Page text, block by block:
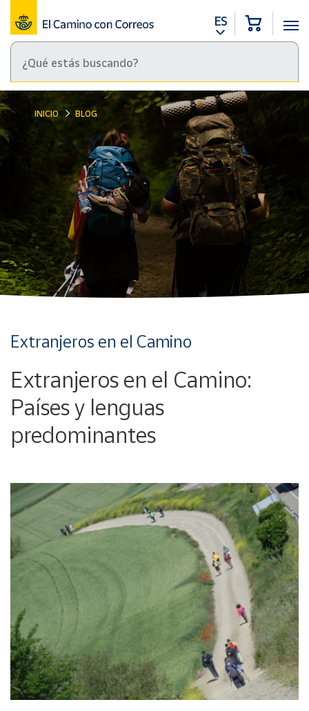
ES
INICIO BLOG
Extranjeros en el Camino
Extranjeros en el Camino:
Países y lenguas
predominantes